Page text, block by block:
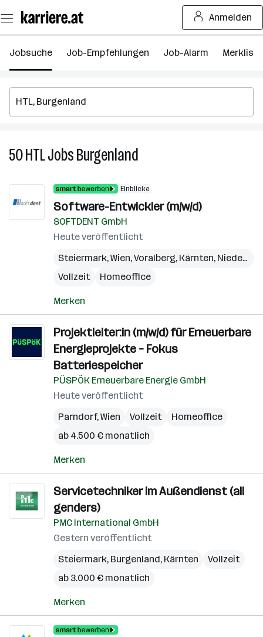
Seiteninhalt
springen
Anmelden
Jobsuche Job-Empfehlungen Job-Alarm Merkliste
50HTLJobsBurgenland
in
Burgenland
Einblicke
Software-Entwickler (m/w/d)
SOFTDENT GmbH
Heute veröffentlicht
Steiermark,Wien,Voralberg, Kärnten, Niederösterreich
Vollzeit
Homeoffice
Merken
Projektleiter:in (m/w/d) für Erneuerbare
Energieprojekte – Fokus
Batteriespeicher
PÜSPÖK Erneuerbare Energie GmbH
Heute veröffentlicht
Parndorf,Wien Vollzeit
Homeoffice
ab 4.500 € monatlich
Merken
Servicetechniker im Außendienst (all
genders)
PMC International GmbH
Gestern veröffentlicht
Steiermark, Burgenland, Kärnten
Vollzeit
ab 3.000 € monatlich
Merken